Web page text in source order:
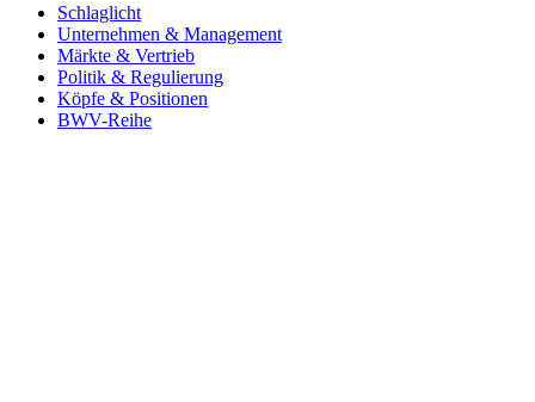
Schlaglicht
Unternehmen & Management
Märkte & Vertrieb
Politik & Regulierung
Köpfe & Positionen
BWV-Reihe